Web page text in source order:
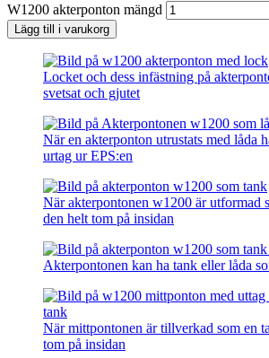
W1200 akterponton mängd
Lägg till i varukorg
Locket och dess infästning på
svetsat och gjutet
När en akterponton utrustats med låda
urtag ur EPS:en
När akterpontonen w1200 är utformad
den helt tom på insidan
Akterpontonen kan ha tank eller låda
När mittpontonen är tillverkad som en
tom på insidan